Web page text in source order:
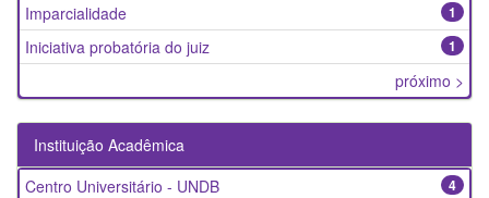
1
Imparcialidade
1
Iniciativa probatória do juiz
próximo >
Instituição Acadêmica
4
Centro Universitário - UNDB